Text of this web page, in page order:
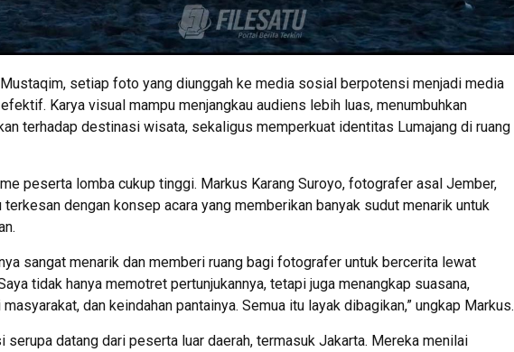
setiap foto yang diunggah ke media sosial berpotensi menjadi media
Karya visual mampu menjangkau audiens lebih luas, menumbuhkan
terhadap destinasi wisata, sekaligus memperkuat identitas Lumajang di ruang
peserta lomba cukup tinggi. Markus Karang Suroyo, fotografer asal Jember,
terkesan dengan konsep acara yang memberikan banyak sudut menarik untuk
sangat menarik dan memberi ruang bagi fotografer untuk bercerita lewat
tidak hanya memotret pertunjukannya, tetapi juga menangkap suasana,
dan keindahan pantainya. Semua itu layak dibagikan,” ungkap Markus.
serupa datang dari peserta luar daerah, termasuk Jakarta. Mereka menilai